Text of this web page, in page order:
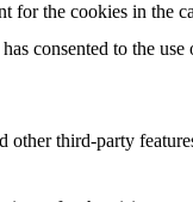
for the cookies in the
consented to the
other third-party